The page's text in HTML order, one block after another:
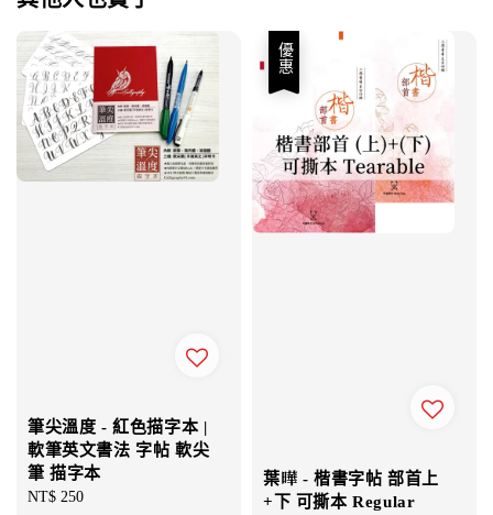
筆尖溫度 - 紅色描字本 |
軟筆英文書法 字帖 軟尖
筆 描字本
Regular
NT$ 250
優惠
葉曄 - 楷書字帖 部首上
+下 可撕本 Regular